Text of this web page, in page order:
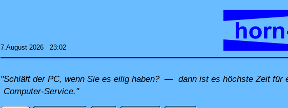
7.August 2026 23:02
"Schläft der PC, wenn Sie es eilig haben? — dann ist es höchste Zeit für
Computer-Service."